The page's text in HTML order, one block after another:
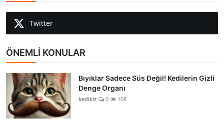
Twitter
ÖNEMLİ KONULAR
Bıyıklar Sadece Süs Değil! Kedilerin Gizli
Denge Organı
kedikiz 0 108